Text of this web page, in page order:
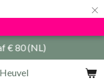
×
€ 80 (NL)